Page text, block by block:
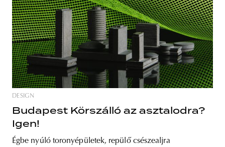
DESIGN
Budapest Körszálló az asztalodra?
Igen!
Égbe nyúló toronyépületek, repülő csészealjra